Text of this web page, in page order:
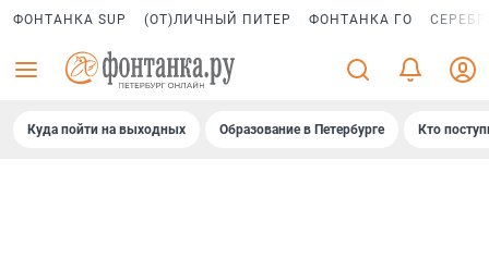
ФОНТАНКА SUP (ОТ)ЛИЧНЫЙ ПИТЕР ФОНТАНКА ГО
Куда пойти на выходных Образование в Петербурге Кто